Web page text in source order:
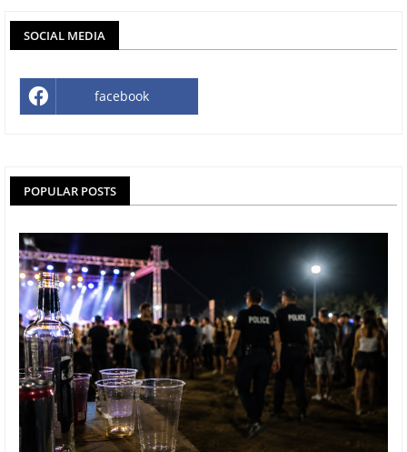
SOCIAL MEDIA
facebook
POPULAR POSTS